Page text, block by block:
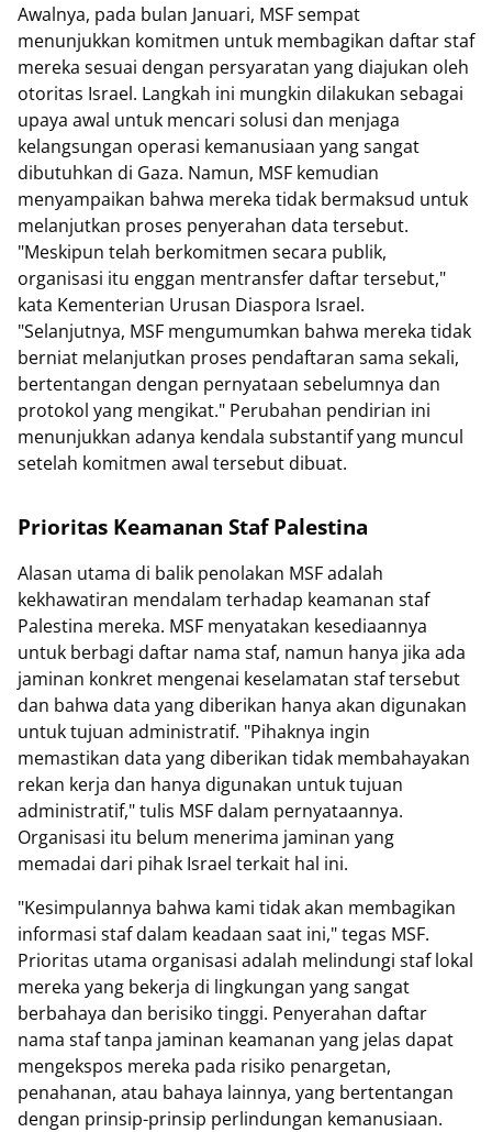
Awalnya, pada bulan Januari, MSF sempat
menunjukkan komitmen untuk membagikan daftar staf
mereka sesuai dengan persyaratan yang diajukan oleh
otoritas Israel. Langkah ini mungkin dilakukan sebagai
upaya awal untuk mencari solusi dan menjaga
kelangsungan operasi kemanusiaan yang sangat
dibutuhkan di Gaza. Namun, MSF kemudian
menyampaikan bahwa mereka tidak bermaksud untuk
melanjutkan proses penyerahan data tersebut.
"Meskipun telah berkomitmen secara publik,
organisasi itu enggan mentransfer daftar tersebut,"
kata Kementerian Urusan Diaspora Israel.
"Selanjutnya, MSF mengumumkan bahwa mereka tidak
berniat melanjutkan proses pendaftaran sama sekali,
bertentangan dengan pernyataan sebelumnya dan
protokol yang mengikat." Perubahan pendirian ini
menunjukkan adanya kendala substantif yang muncul
setelah komitmen awal tersebut dibuat.
Prioritas Keamanan Staf Palestina
Alasan utama di balik penolakan MSF adalah
kekhawatiran mendalam terhadap keamanan staf
Palestina mereka. MSF menyatakan kesediaannya
untuk berbagi daftar nama staf, namun hanya jika ada
jaminan konkret mengenai keselamatan staf tersebut
dan bahwa data yang diberikan hanya akan digunakan
untuk tujuan administratif. "Pihaknya ingin
memastikan data yang diberikan tidak membahayakan
rekan kerja dan hanya digunakan untuk tujuan
administratif," tulis MSF dalam pernyataannya.
Organisasi itu belum menerima jaminan yang
memadai dari pihak Israel terkait hal ini.
"Kesimpulannya bahwa kami tidak akan membagikan
informasi staf dalam keadaan saat ini," tegas MSF.
Prioritas utama organisasi adalah melindungi staf lokal
mereka yang bekerja di lingkungan yang sangat
berbahaya dan berisiko tinggi. Penyerahan daftar
nama staf tanpa jaminan keamanan yang jelas dapat
mengekspos mereka pada risiko penargetan,
penahanan, atau bahaya lainnya, yang bertentangan
dengan prinsip-prinsip perlindungan kemanusiaan.